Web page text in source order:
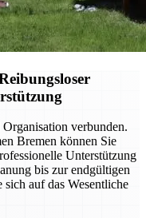
verbunden.
Bremen können Sie
Unterstützung
bis zur endgültigen
auf das Wesentliche